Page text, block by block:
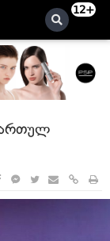
12+